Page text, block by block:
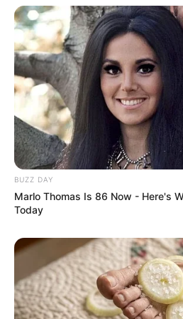
Erfurt
Sowohl viele
Zeitepochen als
erbauten
und Severikirche beherrschen
größten und am besten
Deutschlands. Es gibt sehr viel
empfehlen wir vor der
einesReiseführers.
Dom und
sembles der
zugleich eines derWahrzeichen
Krämerbrücke in
BUZZ DAY
Marlo Thomas Is 86 Now - Here's
Today